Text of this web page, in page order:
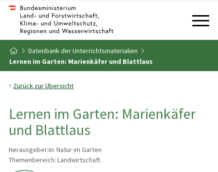
Zum Inhalt
Zum Inhaltsverzeichnis
Zur Startseite
Datenbank der Unterrichtsmaterialien
Lernen im Garten: Marienkäfer und Blattlaus
Zurück zur Übersicht
Lernen im Garten: Marienkäfer
und Blattlaus
Herausgeber:in: Natur im Garten
Themenbereich: Landwirtschaft